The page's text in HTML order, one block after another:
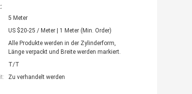
5 Meter
US $20-25 / Meter | 1 Meter (Min. Order)
Alle Produkte werden in der Zylinderform,
Länge verpackt und Breite werden markiert.
T/T
Zu verhandelt werden